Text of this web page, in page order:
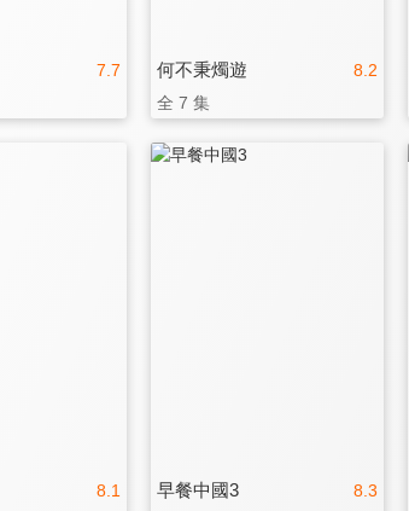
7.7 8.2
何不秉燭遊
全 7 集
8.1 8.3
早餐中國3